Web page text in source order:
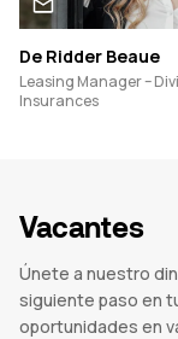
De Ridder Beaue
Leasing Manager –
Insurances
Vacantes
Únete a nuestro
siguiente paso en
oportunidades en